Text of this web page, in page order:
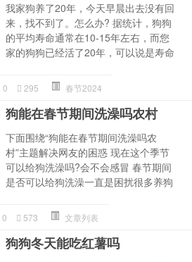
我家狗养了20年，今天早晨出去没有回
来，找不到了。怎么办? 据统计，狗狗
的平均寿命通常在10-15年左右，而您
家的狗狗已经活了20年，可以说是寿命
0 295 春节2024
狗能在春节期间洗澡吗农村
下面围绕“狗能在春节期间洗澡吗农
村”主题解决网友的困惑 现在这个季节
可以给狗洗澡吗?会不会感冒 春节期间
是否可以给狗洗澡一直是困扰很多养狗
0 573 文章列表
狗狗冬天能吃红薯吗